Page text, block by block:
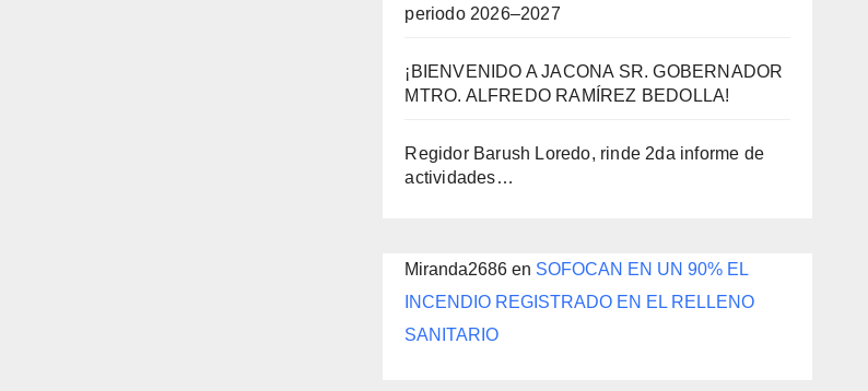
periodo 2026–2027
¡BIENVENIDO A JACONA SR. GOBERNADOR
MTRO. ALFREDO RAMÍREZ BEDOLLA!
Regidor Barush Loredo, rinde 2da informe de
actividades…
Miranda2686 en SOFOCAN EN UN 90% EL
INCENDIO REGISTRADO EN EL RELLENO
SANITARIO